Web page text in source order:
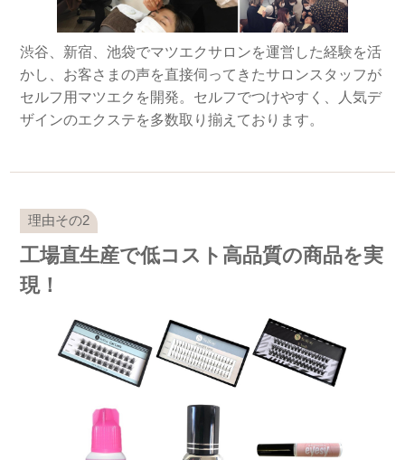
渋谷、新宿、池袋でマツエクサロンを運営した経験を活
かし、お客さまの声を直接伺ってきたサロンスタッフが
セルフ用マツエクを開発。セルフでつけやすく、人気デ
ザインのエクステを多数取り揃えております。
工場直生産で低コスト高品質の商品を実
現！